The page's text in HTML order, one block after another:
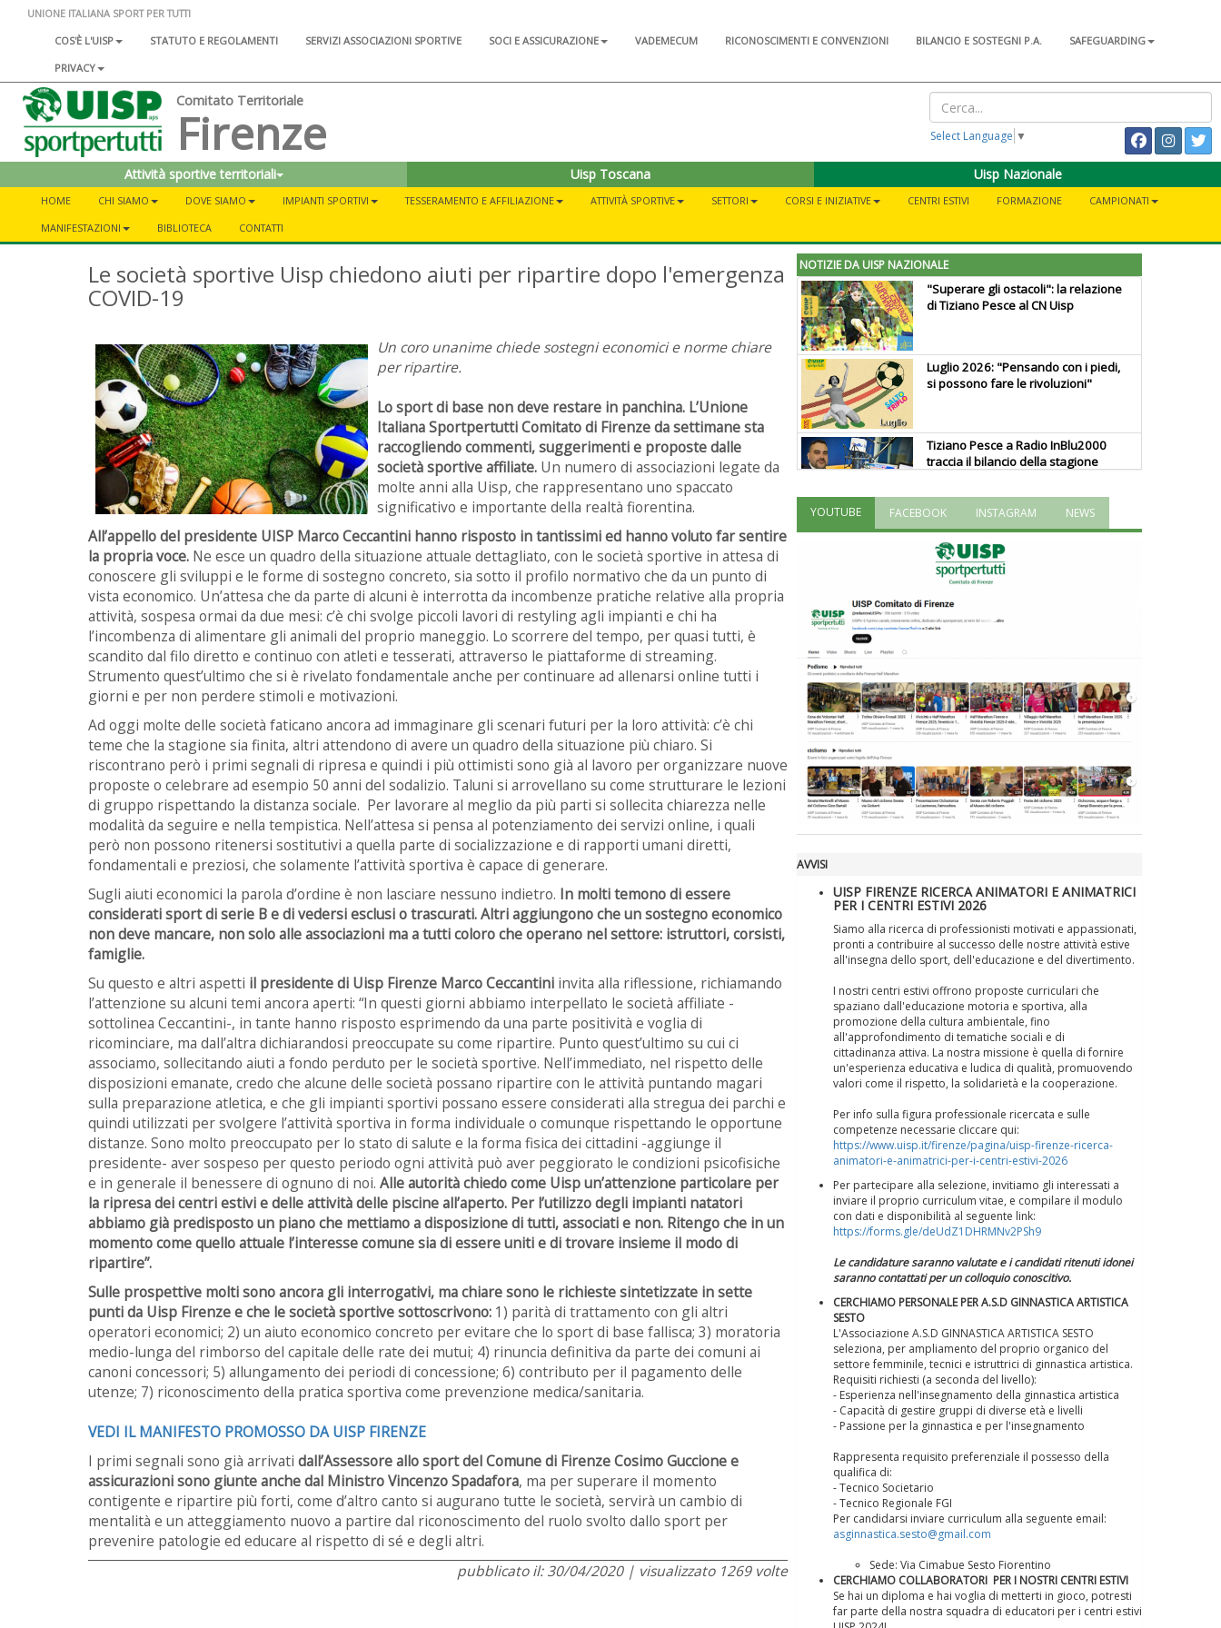
UNIONE ITALIANA SPORT PER TUTTI
COS'È L'UISP
STATUTO E REGOLAMENTI SERVIZI ASSOCIAZIONI SPORTIVE SOCI E ASSICURAZIONE VADEMECUM RICONOSCIMENTI E CONVENZIONI BILANCIO E SOSTEGNI P.A.
SAFEGUARDING
PRIVACY
Comitato Territoriale
Firenze Select Language ▼
Attività sportive territoriali Uisp Toscana Uisp Nazionale
HOME CHI SIAMO DOVE SIAMO IMPIANTI SPORTIVI TESSERAMENTO E AFFILIAZIONE ATTIVITÀ SPORTIVE SETTORI CORSI E INIZIATIVE CENTRI ESTIVI FORMAZIONE
CAMPIONATI
MANIFESTAZIONI
BIBLIOTECA CONTATTI
Le società sportive Uisp chiedono aiuti per ripartire dopo l'emergenza
COVID-19
Un coro unanime chiede sostegni economici e norme chiare
per ripartire.
Lo sport di base non deve restare in panchina. L’Unione
Italiana Sportpertutti Comitato di Firenze da settimane sta
raccogliendo commenti, suggerimenti e proposte dalle
società sportive affiliate. Un numero di associazioni legate da
molte anni alla Uisp, che rappresentano uno spaccato
significativo e importante della realtà fiorentina.
All’appello del presidente UISP Marco Ceccantini hanno risposto in tantissimi ed hanno voluto far sentire
la propria voce. Ne esce un quadro della situazione attuale dettagliato, con le società sportive in attesa di
conoscere gli sviluppi e le forme di sostegno concreto, sia sotto il profilo normativo che da un punto di
vista economico. Un’attesa che da parte di alcuni è interrotta da incombenze pratiche relative alla propria
attività, sospesa ormai da due mesi: c’è chi svolge piccoli lavori di restyling agli impianti e chi ha
l’incombenza di alimentare gli animali del proprio maneggio. Lo scorrere del tempo, per quasi tutti, è
scandito dal filo diretto e continuo con atleti e tesserati, attraverso le piattaforme di streaming.
Strumento quest’ultimo che si è rivelato fondamentale anche per continuare ad allenarsi online tutti i
giorni e per non perdere stimoli e motivazioni.
Ad oggi molte delle società faticano ancora ad immaginare gli scenari futuri per la loro attività: c’è chi
teme che la stagione sia finita, altri attendono di avere un quadro della situazione più chiaro. Si
riscontrano però i primi segnali di ripresa e quindi i più ottimisti sono già al lavoro per organizzare nuove
proposte o celebrare ad esempio 50 anni del sodalizio. Taluni si arrovellano su come strutturare le lezioni
di gruppo rispettando la distanza sociale. Per lavorare al meglio da più parti si sollecita chiarezza nelle
modalità da seguire e nella tempistica. Nell’attesa si pensa al potenziamento dei servizi online, i quali
però non possono ritenersi sostitutivi a quella parte di socializzazione e di rapporti umani diretti,
fondamentali e preziosi, che solamente l’attività sportiva è capace di generare.
Sugli aiuti economici la parola d’ordine è non lasciare nessuno indietro. In molti temono di essere
considerati sport di serie B e di vedersi esclusi o trascurati. Altri aggiungono che un sostegno economico
non deve mancare, non solo alle associazioni ma a tutti coloro che operano nel settore: istruttori, corsisti,
famiglie.
Su questo e altri aspetti il presidente di Uisp Firenze Marco Ceccantini invita alla riflessione, richiamando
l’attenzione su alcuni temi ancora aperti: “In questi giorni abbiamo interpellato le società affiliate -
sottolinea Ceccantini-, in tante hanno risposto esprimendo da una parte positività e voglia di
ricominciare, ma dall’altra dichiarandosi preoccupate su come ripartire. Punto quest’ultimo su cui ci
associamo, sollecitando aiuti a fondo perduto per le società sportive. Nell’immediato, nel rispetto delle
disposizioni emanate, credo che alcune delle società possano ripartire con le attività puntando magari
sulla preparazione atletica, e che gli impianti sportivi possano essere considerati alla stregua dei parchi e
quindi utilizzati per svolgere l’attività sportiva in forma individuale o comunque rispettando le opportune
distanze. Sono molto preoccupato per lo stato di salute e la forma fisica dei cittadini -aggiunge il
presidente- aver sospeso per questo periodo ogni attività può aver peggiorato le condizioni psicofisiche
e in generale il benessere di ognuno di noi. Alle autorità chiedo come Uisp un’attenzione particolare per
la ripresa dei centri estivi e delle attività delle piscine all’aperto. Per l’utilizzo degli impianti natatori
abbiamo già predisposto un piano che mettiamo a disposizione di tutti, associati e non. Ritengo che in un
momento come quello attuale l’interesse comune sia di essere uniti e di trovare insieme il modo di
ripartire”.
Sulle prospettive molti sono ancora gli interrogativi, ma chiare sono le richieste sintetizzate in sette
punti da Uisp Firenze e che le società sportive sottoscrivono: 1) parità di trattamento con gli altri
operatori economici; 2) un aiuto economico concreto per evitare che lo sport di base fallisca; 3) moratoria
medio-lunga del rimborso del capitale delle rate dei mutui; 4) rinuncia definitiva da parte dei comuni ai
canoni concessori; 5) allungamento dei periodi di concessione; 6) contributo per il pagamento delle
utenze; 7) riconoscimento della pratica sportiva come prevenzione medica/sanitaria.
VEDI IL MANIFESTO PROMOSSO DA UISP FIRENZE
I primi segnali sono già arrivati dall’Assessore allo sport del Comune di Firenze Cosimo Guccione e
assicurazioni sono giunte anche dal Ministro Vincenzo Spadafora, ma per superare il momento
contigente e ripartire più forti, come d’altro canto si augurano tutte le società, servirà un cambio di
mentalità e un atteggiamento nuovo a partire dal riconoscimento del ruolo svolto dallo sport per
prevenire patologie ed educare al rispetto di sé e degli altri.
pubblicato il: 30/04/2020 | visualizzato 1269 volte
NOTIZIE DA UISP NAZIONALE
"Superare gli ostacoli": la relazione
di Tiziano Pesce al CN Uisp
Luglio 2026: "Pensando con i piedi,
si possono fare le rivoluzioni"
Tiziano Pesce a Radio InBlu2000
traccia il bilancio della stagione
valorizzi le nostre specificità"
La formazione Uisp rallenta ma
prosegue anche in estate
Tiziano Pesce nel Cda di
Fondazione Terzjus: prima riunione
a Roma
YOUTUBE FACEBOOK INSTAGRAM NEWS
AVVISI
UISP FIRENZE RICERCA ANIMATORI E ANIMATRICI
PER I CENTRI ESTIVI 2026
Siamo alla ricerca di professionisti motivati e appassionati,
pronti a contribuire al successo delle nostre attività estive
all'insegna dello sport, dell'educazione e del divertimento.
I nostri centri estivi offrono proposte curriculari che
spaziano dall'educazione motoria e sportiva, alla
promozione della cultura ambientale, fino
all'approfondimento di tematiche sociali e di
cittadinanza attiva. La nostra missione è quella di fornire
un'esperienza educativa e ludica di qualità, promuovendo
valori come il rispetto, la solidarietà e la cooperazione.
Per info sulla figura professionale ricercata e sulle
competenze necessarie cliccare qui:
https://www.uisp.it/firenze/pagina/uisp-firenze-ricerca-
animatori-e-animatrici-per-i-centri-estivi-2026
Per partecipare alla selezione, invitiamo gli interessati a
inviare il proprio curriculum vitae, e compilare il modulo
con dati e disponibilità al seguente link:
https://forms.gle/deUdZ1DHRMNv2PSh9
Le candidature saranno valutate e i candidati ritenuti idonei
saranno contattati per un colloquio conoscitivo.
CERCHIAMO PERSONALE PER A.S.D GINNASTICA ARTISTICA
SESTO
L'Associazione A.S.D GINNASTICA ARTISTICA SESTO
seleziona, per ampliamento del proprio organico del
settore femminile, tecnici e istruttrici di ginnastica artistica.
Requisiti richiesti (a seconda del livello):
- Esperienza nell'insegnamento della ginnastica artistica
- Capacità di gestire gruppi di diverse età e livelli
- Passione per la ginnastica e per l'insegnamento
Rappresenta requisito preferenziale il possesso della
qualifica di:
- Tecnico Societario
- Tecnico Regionale FGI
Per candidarsi inviare curriculum alla seguente email:
asginnastica.sesto@gmail.com
Sede: Via Cimabue Sesto Fiorentino
CERCHIAMO COLLABORATORI PER I NOSTRI CENTRI ESTIVI
Se hai un diploma e hai voglia di metterti in gioco, potresti
far parte della nostra squadra di educatori per i centri estivi